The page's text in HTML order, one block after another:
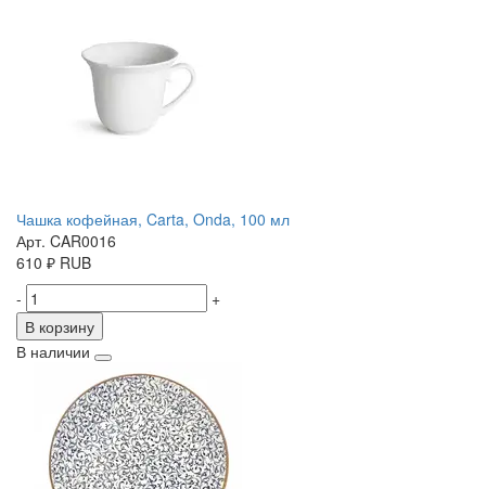
Чашка кофейная, Carta, Onda, 100 мл
Арт. CAR0016
610 ₽ RUB
-
+
В корзину
В наличии